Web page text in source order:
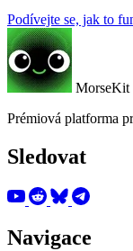
Podívejte se, jak to
MorseKit
Prémiová platforma
Sledovat
Navigace